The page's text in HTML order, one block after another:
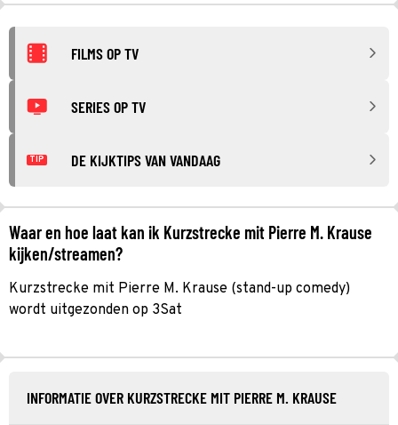
FILMS OP TV
SERIES OP TV
TIP DE KIJKTIPS VAN VANDAAG
Waar en hoe laat kan ik Kurzstrecke mit Pierre M. Krause
kijken/streamen?
Kurzstrecke mit Pierre M. Krause (stand-up comedy)
wordt uitgezonden op 3Sat
INFORMATIE OVER KURZSTRECKE MIT PIERRE M. KRAUSE